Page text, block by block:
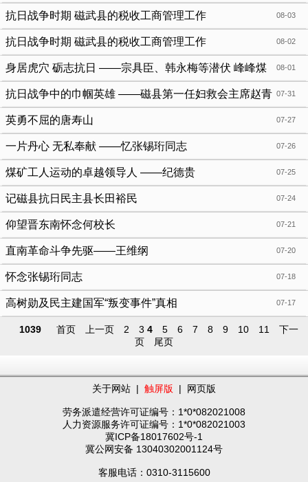
08-03
抗日战争时期 磁武县的税收工商管理工作
08-02
抗日战争时期 磁武县的税收工商管理工作
08-01
身居虎穴 砺志抗日 ——宗具臣、韩永梅等潜伏 峰峰煤
矿的抗日斗争 07-31
抗日战争中的巾帼英雄 ——磁县第一任妇救会主席赵青
07-27
英勇不屈的唐寿山
07-26
一片丹心 无私奉献 ——忆张锡珩同志
07-25
煤矿工人运动的卓越领导人 ——纪德贵
07-24
记磁县抗日民主县长田裕民
07-21
仰望晋东南怀念何校长
07-20
直南革命斗争先驱——王维纲
07-18
怀念张锡珩同志
07-17
高树勋及民主建国军“叛变事件”真相
1039 首页 上一页 2 3 4 5 6 7 8 9 10 11
下一
页
尾页
关于网站 | 触屏版 | 网页版
劳务派遣经营许可证编号：1*0*082021008
人力资源服务许可证编号：1*0*082021003
冀ICP备18017602号-1
冀公网安备 13040302001124号
客服电话：0310-3115600